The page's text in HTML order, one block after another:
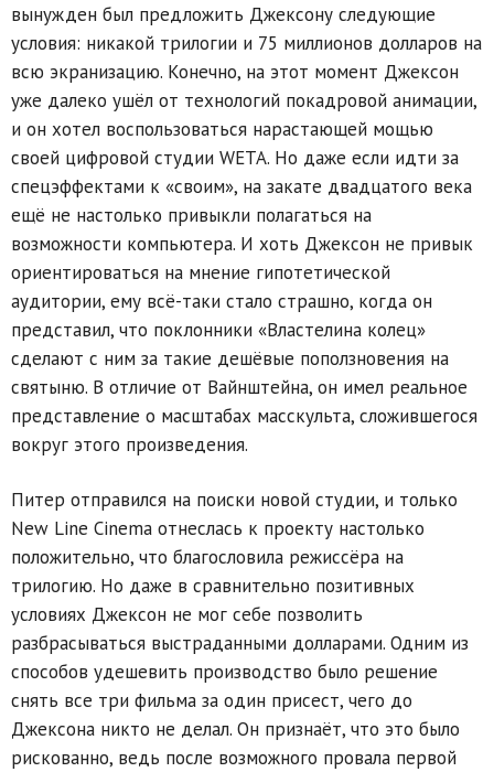
вынужден был предложить Джексону следующие
условия: никакой трилогии и 75 миллионов долларов на
всю экранизацию. Конечно, на этот момент Джексон
уже далеко ушёл от технологий покадровой анимации,
и он хотел воспользоваться нарастающей мощью
своей цифровой студии WETA. Но даже если идти за
спецэффектами к «своим», на закате двадцатого века
ещё не настолько привыкли полагаться на
возможности компьютера. И хоть Джексон не привык
ориентироваться на мнение гипотетической
аудитории, ему всё-таки стало страшно, когда он
представил, что поклонники «Властелина колец»
сделают с ним за такие дешёвые поползновения на
святыню. В отличие от Вайнштейна, он имел реальное
представление о масштабах масскульта, сложившегося
вокруг этого произведения.
Питер отправился на поиски новой студии, и только
New Line Cinema отнеслась к проекту настолько
положительно, что благословила режиссёра на
трилогию. Но даже в сравнительно позитивных
условиях Джексон не мог себе позволить
разбрасываться выстраданными долларами. Одним из
способов удешевить производство было решение
снять все три фильма за один присест, чего до
Джексона никто не делал. Он признаёт, что это было
рискованно, ведь после возможного провала первой